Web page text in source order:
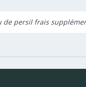
de persil frais